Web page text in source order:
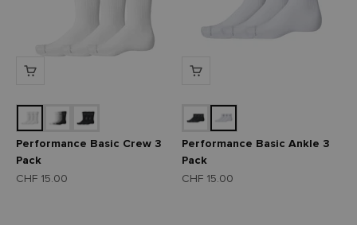
Performance Basic Crew 3
Pack
Angebot
CHF 15.00
Performance Basic Ankle 3
Pack
Angebot
CHF 15.00